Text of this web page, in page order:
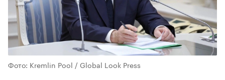
Фото: Kremlin Pool / Global Look Press